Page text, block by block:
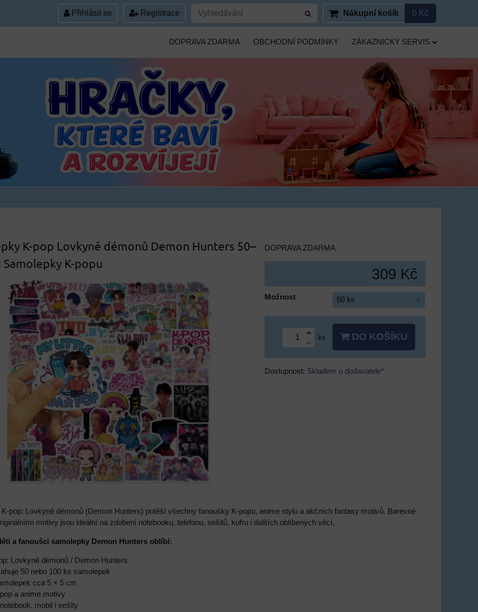
Přihlásit se Registrace Nákupní košík 0 Kč
DOPRAVA ZDARMA OBCHODNÍ PODMÍNKY ZÁKAZNICKÝ SERVIS
K-pop Lovkyně démonů Demon Hunters 50–
Samolepky K-popu
DOPRAVA ZDARMA
309 Kč
Možnost 50 ks
ks DO KOŠÍKU
Dostupnost: Skladem u dodavatele*
pop: Lovkyně démonů (Demon Hunters) potěší všechny fanoušky K-popu, anime stylu a akčních fantasy motivů. Barevné
motivy jsou ideální na zdobení notebooku, telefonu, sešitů, kufru i dalších oblíbených věcí.
a fanoušci samolepky Demon Hunters oblíbí:
Lovkyně démonů / Demon Hunters
50 nebo 100 ks samolepek
cca 5 × 5 cm
a anime motivy
mobil i sešity